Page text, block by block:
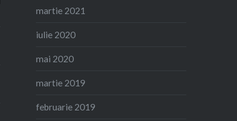
martie 2021
iulie 2020
mai 2020
martie 2019
februarie 2019